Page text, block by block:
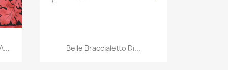
Anteprima
Belle Braccialetto Di...